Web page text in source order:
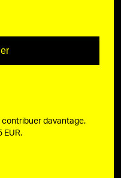
contribuer davantage.
EUR.